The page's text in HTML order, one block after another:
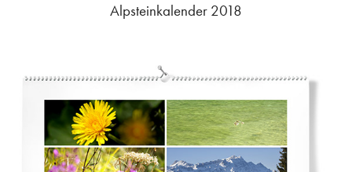
Alpsteinkalender 2018